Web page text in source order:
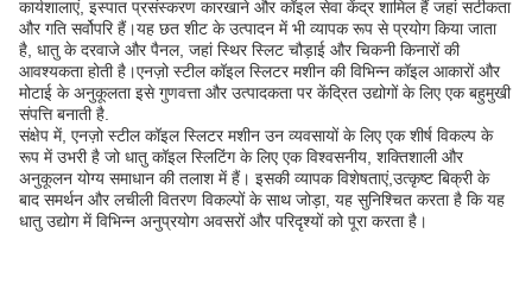
कार्यशालाएं, इस्पात प्रसंस्करण कारखाने और कॉइल सेवा केंद्र शामिल हैं जहां सटीकता
और गति सर्वोपरि हैं।यह छत शीट के उत्पादन में भी व्यापक रूप से प्रयोग किया जाता
है, धातु के दरवाजे और पैनल, जहां स्थिर स्लिट चौड़ाई और चिकनी किनारों की
आवश्यकता होती है।एनज़ो स्टील कॉइल स्लिटर मशीन की विभिन्न कॉइल आकारों और
मोटाई के अनुकूलता इसे गुणवत्ता और उत्पादकता पर केंद्रित उद्योगों के लिए एक बहुमुखी
संपत्ति बनाती है.
संक्षेप में, एनज़ो स्टील कॉइल स्लिटर मशीन उन व्यवसायों के लिए एक शीर्ष विकल्प के
रूप में उभरी है जो धातु कॉइल स्लिटिंग के लिए एक विश्वसनीय, शक्तिशाली और
अनुकूलन योग्य समाधान की तलाश में हैं। इसकी व्यापक विशेषताएं,उत्कृष्ट बिक्री के
बाद समर्थन और लचीली वितरण विकल्पों के साथ जोड़ा, यह सुनिश्चित करता है कि यह
धातु उद्योग में विभिन्न अनुप्रयोग अवसरों और परिदृश्यों को पूरा करता है।